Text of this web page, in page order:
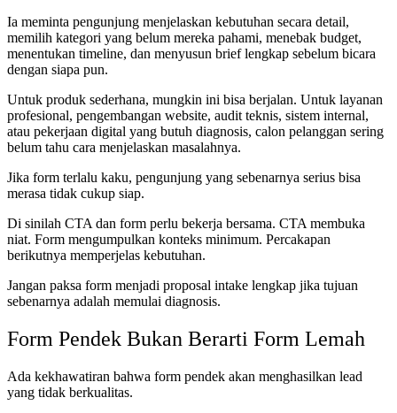
Ia meminta pengunjung menjelaskan kebutuhan secara detail,
memilih kategori yang belum mereka pahami, menebak budget,
menentukan timeline, dan menyusun brief lengkap sebelum bicara
dengan siapa pun.
Untuk produk sederhana, mungkin ini bisa berjalan. Untuk layanan
profesional, pengembangan website, audit teknis, sistem internal,
atau pekerjaan digital yang butuh diagnosis, calon pelanggan sering
belum tahu cara menjelaskan masalahnya.
Jika form terlalu kaku, pengunjung yang sebenarnya serius bisa
merasa tidak cukup siap.
Di sinilah CTA dan form perlu bekerja bersama. CTA membuka
niat. Form mengumpulkan konteks minimum. Percakapan
berikutnya memperjelas kebutuhan.
Jangan paksa form menjadi proposal intake lengkap jika tujuan
sebenarnya adalah memulai diagnosis.
Form Pendek Bukan Berarti Form Lemah
Ada kekhawatiran bahwa form pendek akan menghasilkan lead
yang tidak berkualitas.